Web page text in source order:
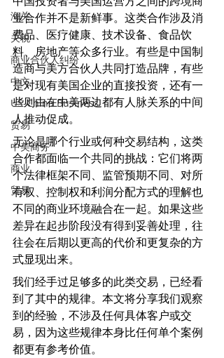
海关
关税
商业合伙人纠纷
中文
US-China Business
贸易
中美商务
商业
贸易
业合作并不是新鲜事。这类合作涉及消
费品、医疗健康、技术设备、食品饮
料、房地产等众多行业。有些是中国制
造商与美方合伙人共同打造品牌，有些
是对现有美国企业的直接投资，还有一
些则由在中美两边都有人脉关系的中间
人推动促成。
无论是哪个行业或何种交易结构，这类
合作都面临一个共同的挑战：它们将两
个法律框架不同、监管预期不同、对所
有权、控制权和利润分配方式的理解也
不同的商业环境融合在一起。如果这些
差异在起步阶段没有得到妥善处理，往
往会在后期以更高的代价和更复杂的方
式显现出来。
我们经手过足够多的此类交易，已经看
到了其中的规律。本文将分享我们观察
到的经验，不涉及任何具体客户或交
易，因为这些规律本身比任何单个案例
都更有参考价值。